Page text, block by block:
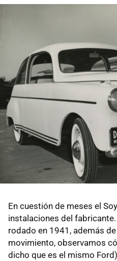
En cuestión de meses el
instalaciones del
rodado en 1941, además
movimiento, observamos
dicho que es el mismo